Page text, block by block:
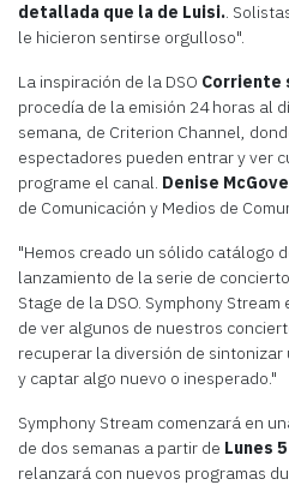
detallada que la de Luisi..
le hicieron sentirse orgulloso".
La inspiración de la DSO Corriente
procedía de la emisión 24 horas al
semana, de Criterion Channel,
espectadores pueden entrar y ver
programe el canal. Denise
de Comunicación y Medios de
"Hemos creado un sólido catálogo
lanzamiento de la serie de
Stage de la DSO. Symphony
de ver algunos de nuestros
recuperar la diversión de sintonizar
y captar algo nuevo o inesperado."
Symphony Stream comenzará en
de dos semanas a partir de Lunes
relanzará con nuevos programas